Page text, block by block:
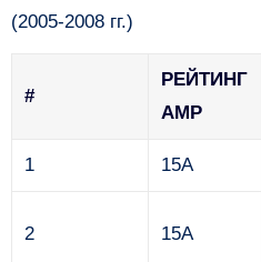
(2005-2008 гг.)
#
РЕЙТИНГ
AMP
1 15А
2 15А